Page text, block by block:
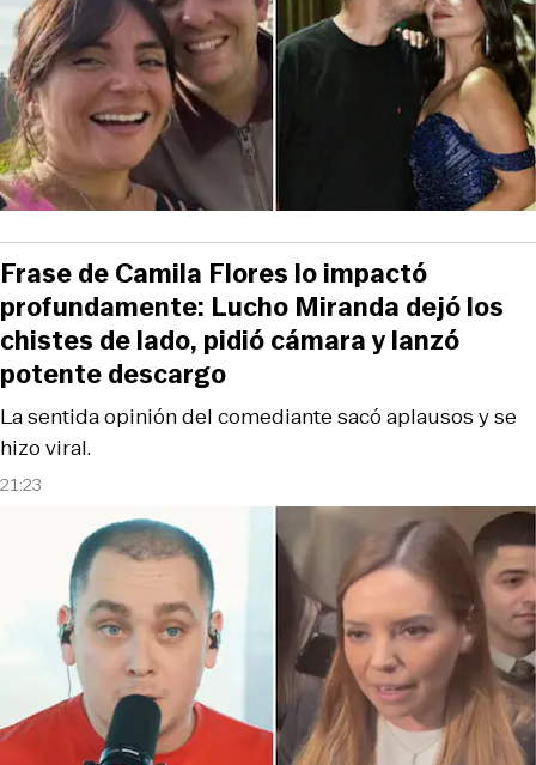
21:23
La sentida opinión del comediante sacó aplausos y se
hizo viral.
Frase de Camila Flores lo impactó
profundamente: Lucho Miranda dejó los
chistes de lado, pidió cámara y lanzó
potente descargo